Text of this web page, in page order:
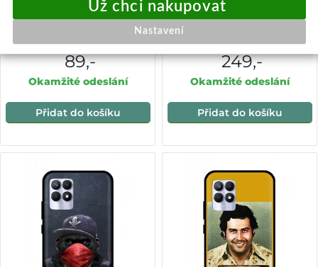
Zadní silikonový kryt na
89,-
Okamžité odeslání
Přidat do košíku
Zadní silikonový kryt DARK
na Realme 8i Energy Spiritual
249,-
Okamžité odeslání
Přidat do košíku
Nastavení